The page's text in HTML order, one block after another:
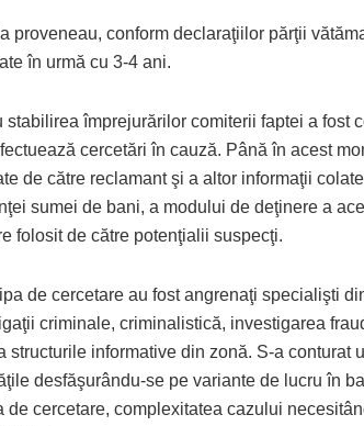
proveneau, conform declaraţiilor părţii
în urmă cu 3-4 ani.
stabilirea împrejurărilor comiterii faptei a fost
cercetări în cauză. Până în acest
de către reclamant şi a altor informaţii
sumei de bani, a modului de deţinere a
folosit de către potenţialii suspecţi.
de cercetare au fost angrenaţi specialişti
criminale, criminalistică, investigarea
structurile informative din zonă. S-a conturat
desfăşurându-se pe variante de lucru în
de cercetare, complexitatea cazului